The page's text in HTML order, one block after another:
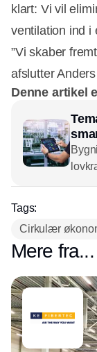
klart: Vi vil
ventilation ind
”Vi skaber
afslutter
Denne artikel
Tags:
Cirkulær
Mere fra...